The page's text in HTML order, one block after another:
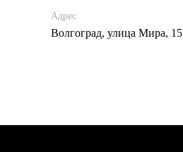
Адрес
Волгоград, улица Мира, 15